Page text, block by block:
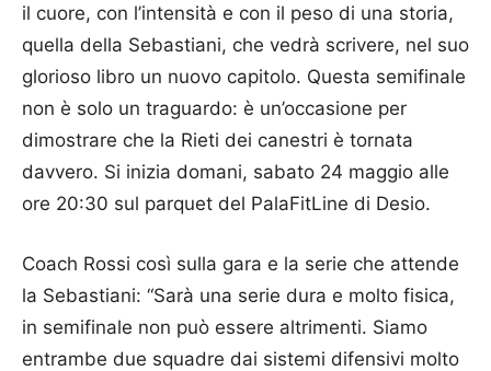
il cuore, con l’intensità e con il peso di una storia,
quella della Sebastiani, che vedrà scrivere, nel suo
glorioso libro un nuovo capitolo. Questa semifinale
non è solo un traguardo: è un’occasione per
dimostrare che la Rieti dei canestri è tornata
davvero. Si inizia domani, sabato 24 maggio alle
ore 20:30 sul parquet del PalaFitLine di Desio.
Coach Rossi così sulla gara e la serie che attende
la Sebastiani: “Sarà una serie dura e molto fisica,
in semifinale non può essere altrimenti. Siamo
entrambe due squadre dai sistemi difensivi molto